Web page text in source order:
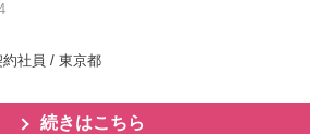
社員 / 東京都
続きはこちら